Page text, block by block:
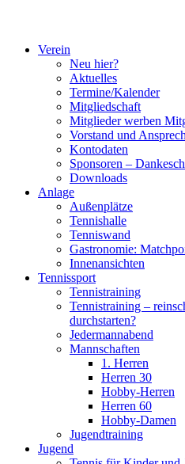
Verein
Neu hier?
Aktuelles
Termine/Kalender
Mitgliedschaft
Mitglieder werben
Vorstand und
Kontodaten
Sponsoren –
Downloads
Anlage
Außenplätze
Tennishalle
Tenniswand
Gastronomie:
Innenansichten
Tennissport
Tennistraining
Tennistraining –
durchstarten?
Jedermannabend
Mannschaften
1. Herren
Herren 30
Hobby-Herren
Herren 60
Hobby-Damen
Jugendtraining
Jugend